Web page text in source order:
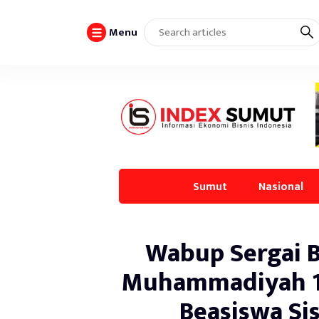
Menu
Sumut Nasional
Wabup Sergai
Muhammadiyah